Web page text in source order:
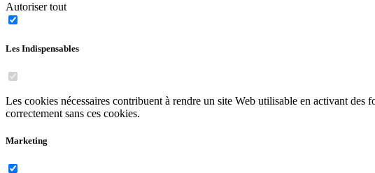
Autoriser tout
Les Indispensables
Les cookies nécessaires contribuent à rendre un site Web utilisable en activant des
correctement sans ces cookies.
Marketing